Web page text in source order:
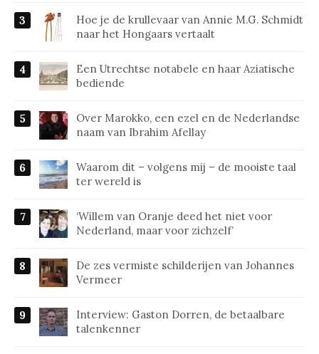
Hoe je de krullevaar van Annie M.G. Schmidt
naar het Hongaars vertaalt
Een Utrechtse notabele en haar Aziatische
bediende
Over Marokko, een ezel en de Nederlandse
naam van Ibrahim Afellay
Waarom dit – volgens mij – de mooiste taal
ter wereld is
‘Willem van Oranje deed het niet voor
Nederland, maar voor zichzelf’
De zes vermiste schilderijen van Johannes
Vermeer
Interview: Gaston Dorren, de betaalbare
talenkenner